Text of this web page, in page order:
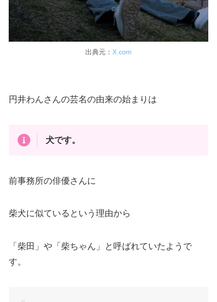
出典元： X.com
円井わんさんの芸名の由来の始まりは
犬です。
前事務所の俳優さんに
柴犬に似ているという理由から
「柴田」や「柴ちゃん」と呼ばれていたようで
す。